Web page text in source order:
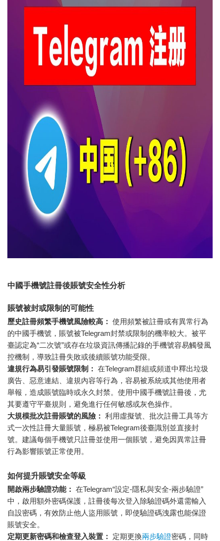
中國手機號註冊後賬號安全性分析
賬號被封或限制的可能性
歷史註冊頻繁手機號風險較高： 使用頻繁被註冊或有異常行為
的中國手機號，賬號被Telegram封禁或限制的機率較大。被平
臺認定為“二次號”或存在垃圾資訊傳播記錄的手機號容易觸發風
控機制，導致註冊失敗或後續賬號功能受限。
違規行為易引發賬號限制： 在Telegram群組或頻道中釋出垃圾
廣告、惡意連結、違規內容等行為，容易被系統或其他使用者
舉報，造成賬號臨時或永久封禁。使用中國手機號註冊後，尤
其要遵守平臺規則，避免進行任何敏感或灰色操作。
大規模批次註冊賬號的風險： 利用虛擬號、批次註冊工具等方
式一次性註冊大量賬號，極易被Telegram後臺識別並直接封
號。建議每個手機號只註冊並使用一個賬號，避免因異常註冊
行為影響賬號正常使用。
如何提升賬號安全等級
開啟兩步驗證功能： 在Telegram“設定-隱私與安全-兩步驗證”
中，啟用額外密碼保護，註冊後每次登入除驗證碼外還需輸入
自設密碼，有效防止他人盜用賬號，即使驗證碼洩露也能保證
賬號安全。
定期更新密碼和檢查登入裝置：
定期更換兩步驗證密碼，同時